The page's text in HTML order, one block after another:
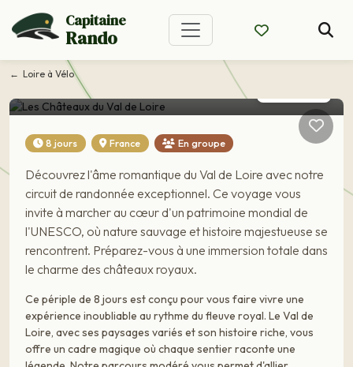
Capitaine
Rando
Loire à Vélo
Voyage France
Les Châteaux du Val de
8 jours France En groupe
Découvrez l'âme romantique du Val de Loire avec notre
circuit de randonnée exceptionnel. Ce voyage vous
invite à marcher au cœur d'un patrimoine mondial de
l'UNESCO, où nature sauvage et histoire majestueuse se
rencontrent. Préparez-vous à une immersion totale dans
le charme des châteaux royaux.
Ce périple de 8 jours est conçu pour vous faire vivre une
expérience inoubliable au rythme du fleuve royal. Le Val de
Loire, avec ses paysages variés et son histoire riche, vous
offre un cadre magique où chaque sentier raconte une